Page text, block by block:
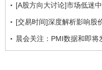
[A股方向大讨论]市场低迷
[交易时间]深度解析影响股
晨会关注：PMI数据和即将